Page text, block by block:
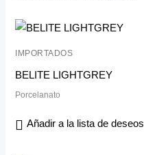
IMPORTADOS
BELITE LIGHTGREY
Porcelanato
Añadir a la lista de deseos